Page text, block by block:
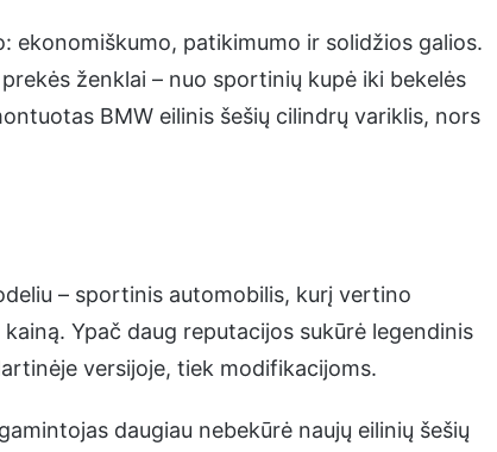
ekonomiškumo, patikimumo ir solidžios galios.
ženklai – nuo sportinių kupė iki bekelės
BMW eilinis šešių cilindrų variklis, nors
– sportinis automobilis, kurį vertino
Ypač daug reputacijos sukūrė legendinis
versijoje, tiek modifikacijoms.
daugiau nebekūrė naujų eilinių šešių